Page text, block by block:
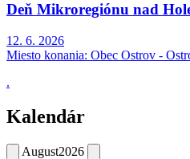
Deň Mikroregiónu nad
12. 6. 2026
Miesto konania: Obec Ostrov -
.
Kalendár
August2026